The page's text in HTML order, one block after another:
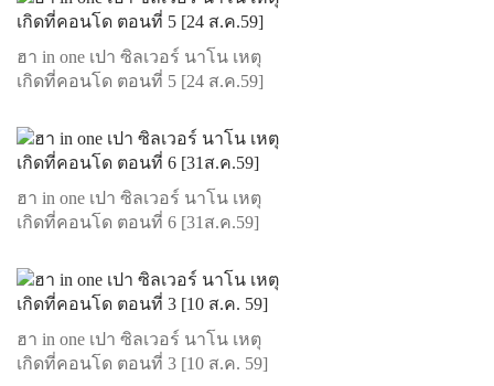
ฮา in one เปา ซิลเวอร์ นาโน เหตุ
เกิดที่คอนโด ตอนที่ 5 [24 ส.ค.59]
ฮา in one เปา ซิลเวอร์ นาโน เหตุ
เกิดที่คอนโด ตอนที่ 6 [31ส.ค.59]
ฮา in one เปา ซิลเวอร์ นาโน เหตุ
เกิดที่คอนโด ตอนที่ 3 [10 ส.ค. 59]